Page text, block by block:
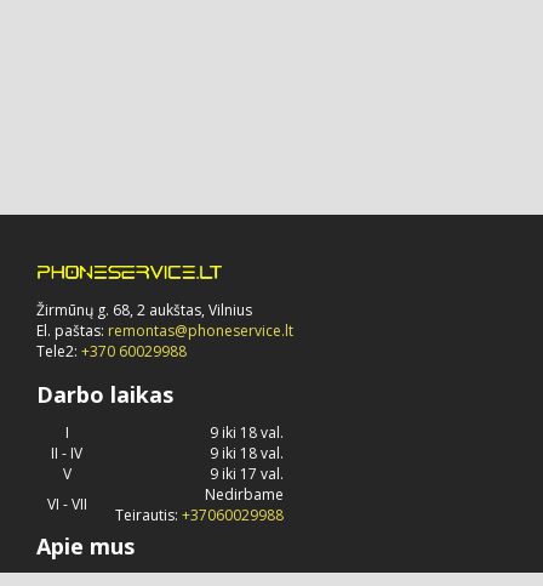
Žirmūnų g. 68, 2 aukštas, Vilnius
El. paštas: remontas@phoneservice.lt
Tele2: +370 60029988
Darbo laikas
I
9 iki 18 val.
II - IV
9 iki 18 val.
V
9 iki 17 val.
VI - VII
Nedirbame
Teirautis: +37060029988
Apie mus